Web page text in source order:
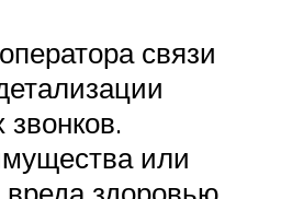
связи
или